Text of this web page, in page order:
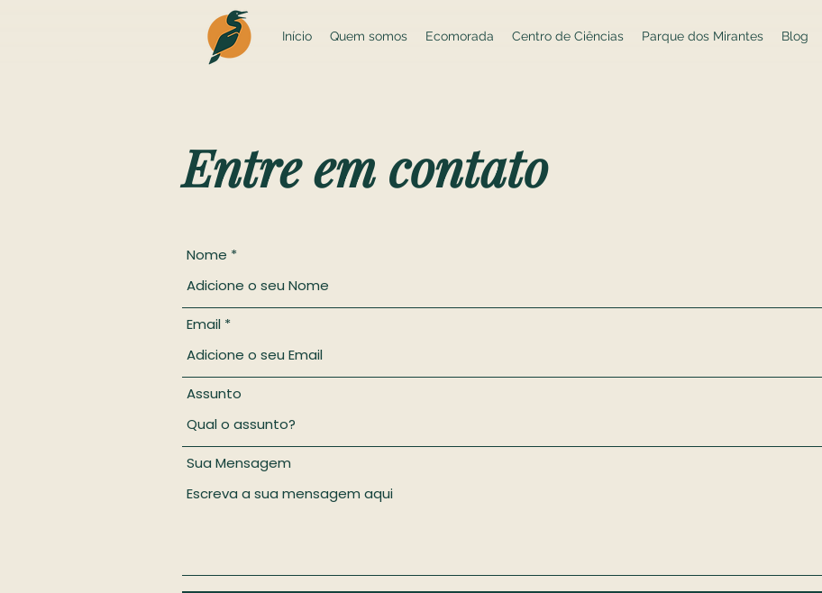
Início Quem somos Ecomorada Centro de Ciências Parque dos Mirantes Blog
Entre em contato
Nome
Email
Assunto
Sua Mensagem